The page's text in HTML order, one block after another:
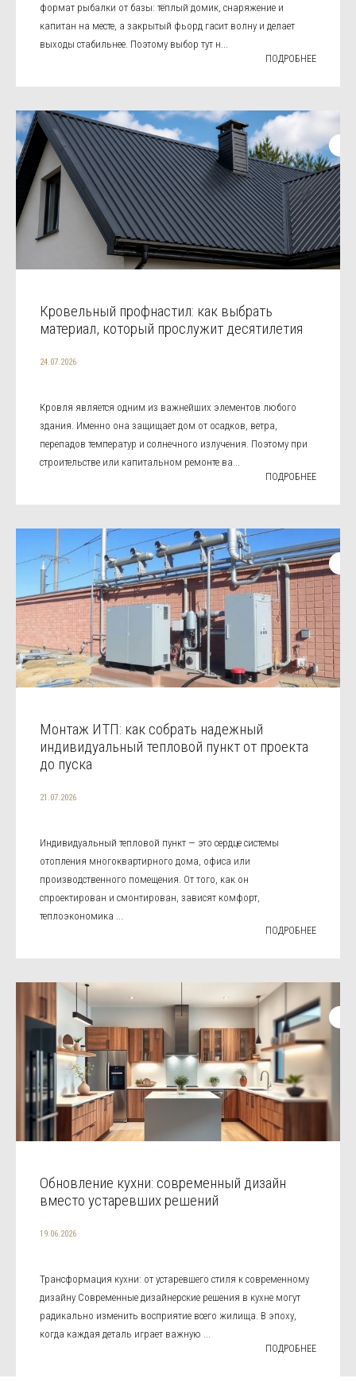
формат рыбалки от базы: тёплый домик, снаряжение и
капитан на месте, а закрытый фьорд гасит волну и делает
выходы стабильнее. Поэтому выбор тут н...
ПОДРОБНЕЕ
Кровельный профнастил: как выбрать
материал, который прослужит десятилетия
24.07.2026
Кровля является одним из важнейших элементов любого
здания. Именно она защищает дом от осадков, ветра,
перепадов температур и солнечного излучения. Поэтому при
строительстве или капитальном ремонте ва...
ПОДРОБНЕЕ
Монтаж ИТП: как собрать надежный
индивидуальный тепловой пункт от проекта
до пуска
21.07.2026
Индивидуальный тепловой пункт — это сердце системы
отопления многоквартирного дома, офиса или
производственного помещения. От того, как он
спроектирован и смонтирован, зависят комфорт,
теплоэкономика ...
ПОДРОБНЕЕ
Обновление кухни: современный дизайн
вместо устаревших решений
19.06.2026
Трансформация кухни: от устаревшего стиля к современному
дизайну Современные дизайнерские решения в кухне могут
радикально изменить восприятие всего жилища. В эпоху,
когда каждая деталь играет важную ...
ПОДРОБНЕЕ